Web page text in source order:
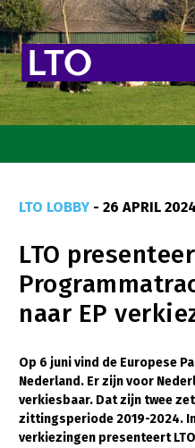
Goed eten
Mooi groen
Sterk ondernemerschap
Transitiepaden
Thema’s
Gezonde planten
LTO LOBBY - 26 APRIL 2024
LTO
naar EP
Op 6 juni vind de Europese
Nederland. Er zijn voor
verkiesbaar. Dat zijn twee
zittingsperiode 2019-2024.
verkiezingen presenteert